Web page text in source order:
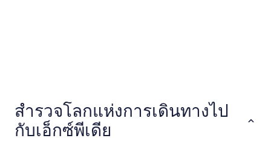
สำรวจโลกแห่งการเดินทางไป
กับเอ็กซ์พีเดีย